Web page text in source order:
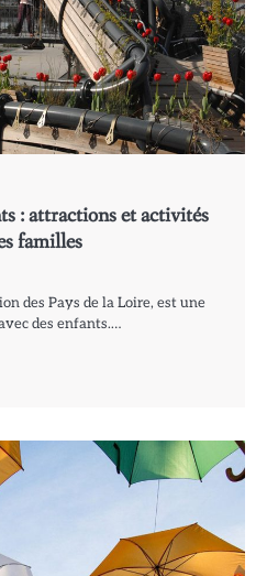
: attractions et activités
familles
des Pays de la Loire, est une
des enfants.…